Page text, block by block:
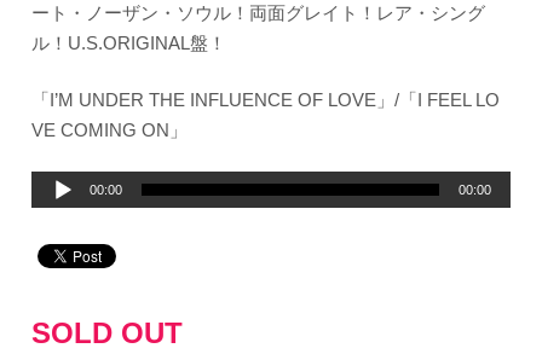
ート・ノーザン・ソウル！両面グレイト！レア・シング
ル！U.S.ORIGINAL盤！
「I’M UNDER THE INFLUENCE OF LOVE」/「I FEEL LO
VE COMING ON」
プ
ヤ
00:00 00:00
SOLD OUT